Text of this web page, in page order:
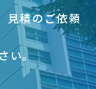
見積のご依頼
い｡